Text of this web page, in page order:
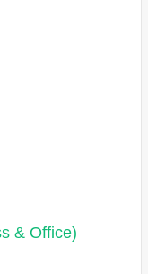
& Office)